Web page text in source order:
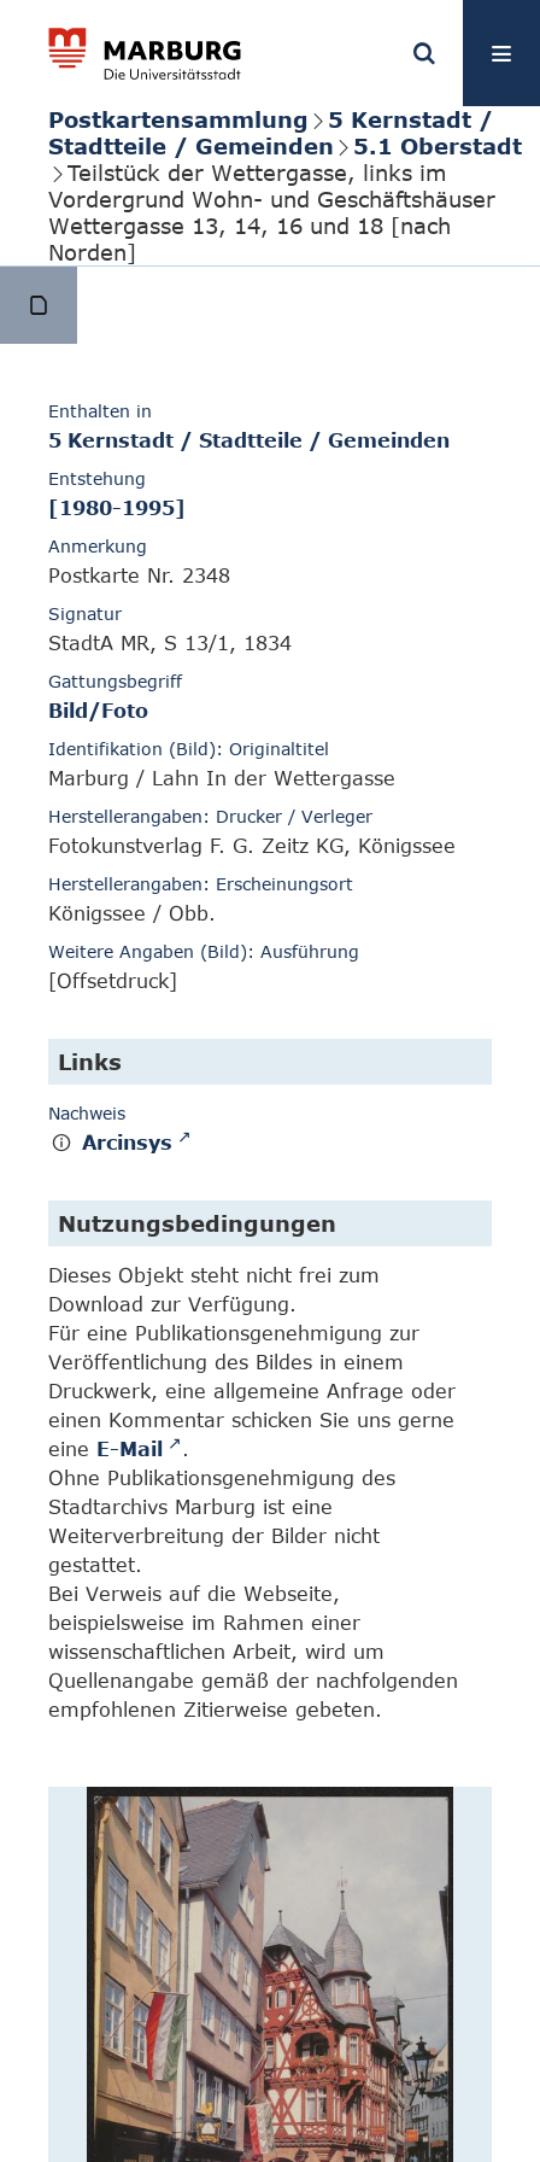
Postkartensammlung
5 Kernstadt /
Stadtteile / Gemeinden
5.1 Oberstadt
Teilstück der Wettergasse, links im
Vordergrund Wohn- und Geschäftshäuser
Wettergasse 13, 14, 16 und 18 [nach
Norden]
Enthalten in
5 Kernstadt / Stadtteile / Gemeinden
Entstehung
[1980-1995]
Anmerkung
Postkarte Nr. 2348
Signatur
StadtA MR, S 13/1, 1834
Gattungsbegriff
Bild/Foto
Identifikation (Bild): Originaltitel
Marburg / Lahn In der Wettergasse
Herstellerangaben: Drucker / Verleger
Fotokunstverlag F. G. Zeitz KG, Königssee
Herstellerangaben: Erscheinungsort
Königssee / Obb.
Weitere Angaben (Bild): Ausführung
[Offsetdruck]
Links
Nachweis
Arcinsys
Nutzungsbedingungen
Dieses Objekt steht nicht frei zum
Download zur Verfügung.
Für eine Publikationsgenehmigung zur
Veröffentlichung des Bildes in einem
Druckwerk, eine allgemeine Anfrage oder
einen Kommentar schicken Sie uns gerne
eine E-Mail
.
Ohne Publikationsgenehmigung des
Stadtarchivs Marburg ist eine
Weiterverbreitung der Bilder nicht
gestattet.
Bei Verweis auf die Webseite,
beispielsweise im Rahmen einer
wissenschaftlichen Arbeit, wird um
Quellenangabe gemäß der nachfolgenden
empfohlenen Zitierweise gebeten.